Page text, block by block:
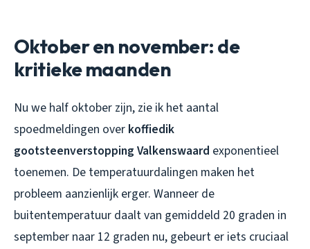
Oktober en november: de
kritieke maanden
Nu we half oktober zijn, zie ik het aantal
spoedmeldingen over koffiedik
gootsteenverstopping Valkenswaard exponentieel
toenemen. De temperatuurdalingen maken het
probleem aanzienlijk erger. Wanneer de
buitentemperatuur daalt van gemiddeld 20 graden in
september naar 12 graden nu, gebeurt er iets cruciaal